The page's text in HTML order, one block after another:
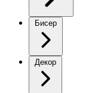
Бисер
Декор